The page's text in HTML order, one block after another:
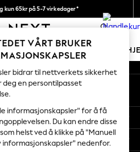
kun 65kr på 5-7 virkedager*
betaler alle tollavgifter 0
BABY KVINNER
& Short Sets
sosiale nettverk
din
VÅRT BRUKER
bidrar til nettverkets sikkerhet
deg en persontilpasset
informasjonskapsler" for å få
Du kan endre disse
helst ved å klikke på "Manuell
informasjonskapsler" nedenfor.